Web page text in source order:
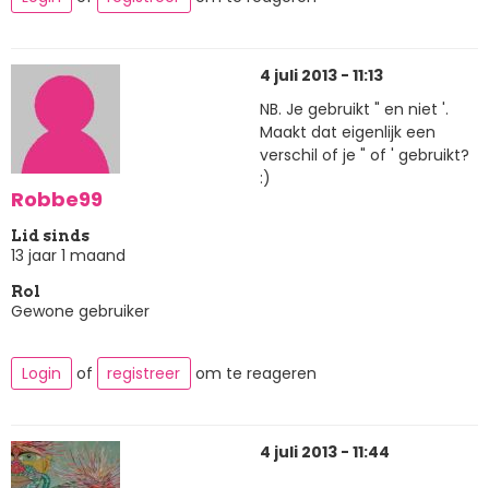
Robbe99
Lid sinds
13 jaar 1 maand
Rol
Gewone gebruiker
4 juli 2013 - 11:13
NB. Je gebruikt " en niet '.
Maakt dat eigenlijk een
verschil of je " of ' gebruikt?
:)
Login of registreer om te reageren
4 juli 2013 - 11:44